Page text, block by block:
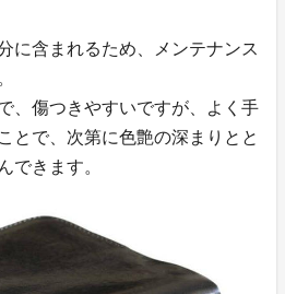
に含まれるため、メンテナンス
、傷つきやすいですが、よく手
とで、次第に色艶の深まりとと
できます。